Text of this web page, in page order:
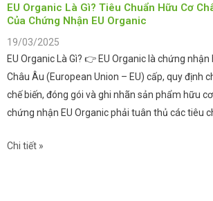
EU Organic Là Gì? Tiêu Chuẩn Hữu Cơ
Của Chứng Nhận EU Organic
19/03/2025
EU Organic Là Gì? 👉 EU Organic là chứng
Châu Âu (European Union – EU) cấp, quy định
chế biến, đóng gói và ghi nhãn sản phẩm hữu
chứng nhận EU Organic phải tuân thủ các tiêu
Chi tiết »